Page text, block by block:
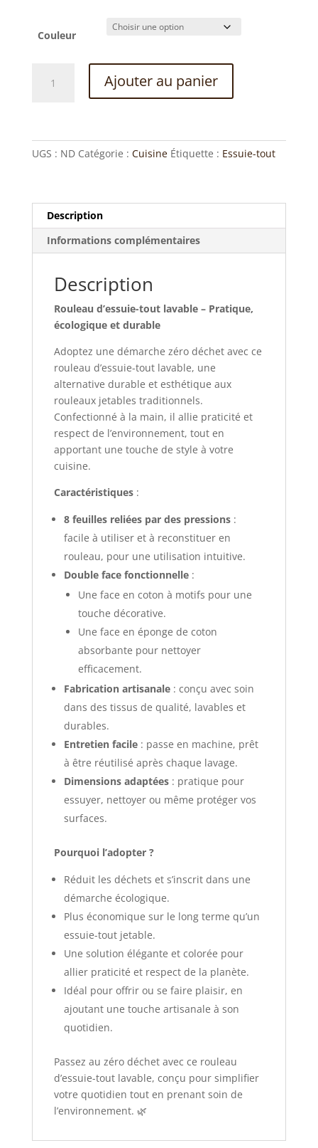
Couleur
Ajouter au panier
UGS : ND Catégorie : Cuisine Étiquette : Essuie-tout
Description
Informations complémentaires
Description
Rouleau d’essuie-tout lavable – Pratique,
écologique et durable
Adoptez une démarche zéro déchet avec ce
rouleau d’essuie-tout lavable, une
alternative durable et esthétique aux
rouleaux jetables traditionnels.
Confectionné à la main, il allie praticité et
respect de l’environnement, tout en
apportant une touche de style à votre
cuisine.
Caractéristiques:
8 feuilles reliées par des pressions:
facile à utiliser et à reconstituer en
rouleau, pour une utilisation intuitive.
Double face fonctionnelle:
Une face en coton à motifs pour une
touche décorative.
Une face en éponge de coton
absorbante pour nettoyer
efficacement.
Fabrication artisanale: conçu avec soin
dans des tissus de qualité, lavables et
durables.
Entretien facile: passe en machine, prêt
à être réutilisé après chaque lavage.
Dimensions adaptées: pratique pour
essuyer, nettoyer ou même protéger vos
surfaces.
Pourquoi l’adopter ?
Réduit les déchets et s’inscrit dans une
démarche écologique.
Plus économique sur le long terme qu’un
essuie-tout jetable.
Une solution élégante et colorée pour
allier praticité et respect de la planète.
Idéal pour offrir ou se faire plaisir, en
ajoutant une touche artisanale à son
quotidien.
Passez au zéro déchet avec ce rouleau
d’essuie-tout lavable, conçu pour simplifier
votre quotidien tout en prenant soin de
l’environnement. 🌿